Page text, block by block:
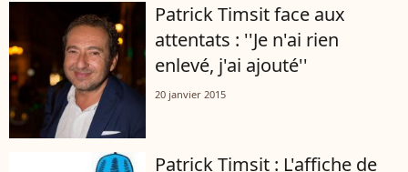
Patrick Timsit face aux
attentats : ''Je n'ai rien
enlevé, j'ai ajouté''
20 janvier 2015
Patrick Timsit : L'affiche de